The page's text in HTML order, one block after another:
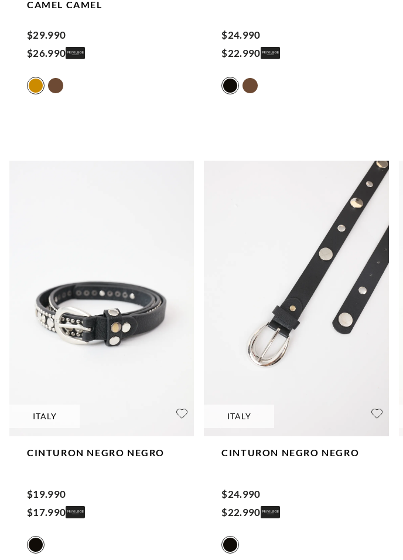
CAMEL CAMEL
$29.990
$26.990
$24.990
$22.990
ITALY
CINTURON NEGRO NEGRO
$19.990
$17.990
ITALY
CINTURON NEGRO NEGRO
$24.990
$22.990